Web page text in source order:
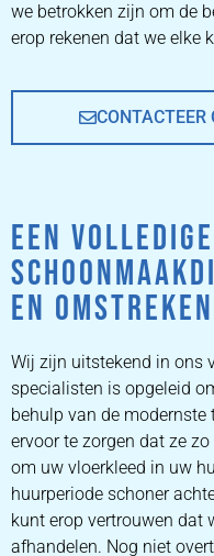
we betrokken zijn om de
erop rekenen dat we elke
CONTACTEER
EEN VOLLEDIGE
EN OMSTREKEN
Wij zijn uitstekend in ons
specialisten is opgeleid
behulp van de
ervoor te zorgen dat ze
om uw vloerkleed in uw
huurperiode schoner
kunt erop vertrouwen dat
afhandelen. Nog niet